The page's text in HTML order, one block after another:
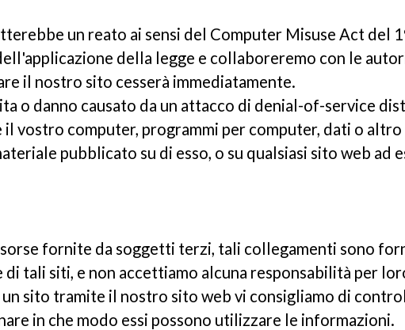
un reato ai sensi del Computer Misuse Act del
della legge e collaboreremo con le
il nostro sito cesserà immediatamente.
o danno causato da un attacco di denial-of-service
vostro computer, programmi per computer, dati o
pubblicato su di esso, o su qualsiasi sito web ad
fornite da soggetti terzi, tali collegamenti sono
tali siti, e non accettiamo alcuna responsabilità per
un sito tramite il nostro sito web vi consigliamo di
in che modo essi possono utilizzare le informazioni.